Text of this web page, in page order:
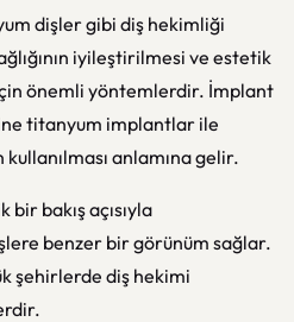
dişler gibi diş hekimliği
iyileştirilmesi ve estetik
önemli yöntemlerdir. İmplant
titanyum implantlar ile
anlamına gelir.
bakış açısıyla
benzer bir görünüm sağlar.
şehirlerde diş hekimi